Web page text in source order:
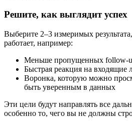
Решите, как выглядит успех
Выберите 2–3 измеримых
работает, например:
Меньше пропущенных follow-
Быстрая реакция на входящие
Воронка, которую можно
быть уверенным в данных
Эти цели будут направлять все
особенно то, чего вы не должны